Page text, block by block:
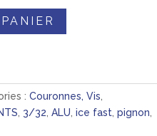
: Couronnes, Vis,
, 3/32, ALU, ice fast, pignon,